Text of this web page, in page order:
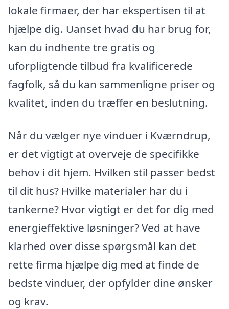
lokale firmaer, der har ekspertisen til at
hjælpe dig. Uanset hvad du har brug for,
kan du indhente tre gratis og
uforpligtende tilbud fra kvalificerede
fagfolk, så du kan sammenligne priser og
kvalitet, inden du træffer en beslutning.
Når du vælger nye vinduer i Kværndrup,
er det vigtigt at overveje de specifikke
behov i dit hjem. Hvilken stil passer bedst
til dit hus? Hvilke materialer har du i
tankerne? Hvor vigtigt er det for dig med
energieffektive løsninger? Ved at have
klarhed over disse spørgsmål kan det
rette firma hjælpe dig med at finde de
bedste vinduer, der opfylder dine ønsker
og krav.